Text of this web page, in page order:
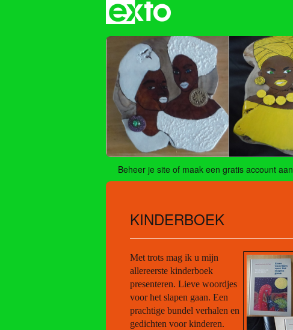
Beheer je site of maak een gratis account aan
KINDERBOEK
Met trots mag ik u mijn
allereerste kinderboek
presenteren. Lieve woordjes
voor het slapen gaan. Een
prachtige bundel verhalen en
gedichten voor kinderen.